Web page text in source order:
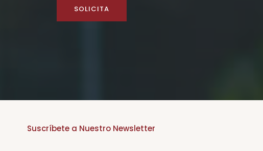
SOLICITA
Suscríbete a Nuestro Newsletter